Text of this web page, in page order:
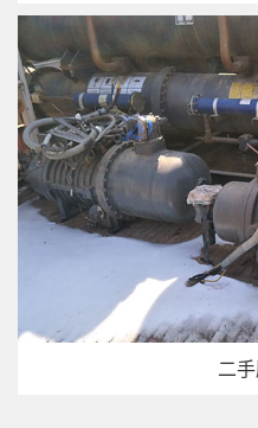
二